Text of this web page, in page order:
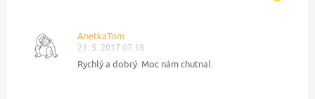
AnetkaTom
21. 5. 2017 07:18
Rychlý a dobrý. Moc nám chutnal.